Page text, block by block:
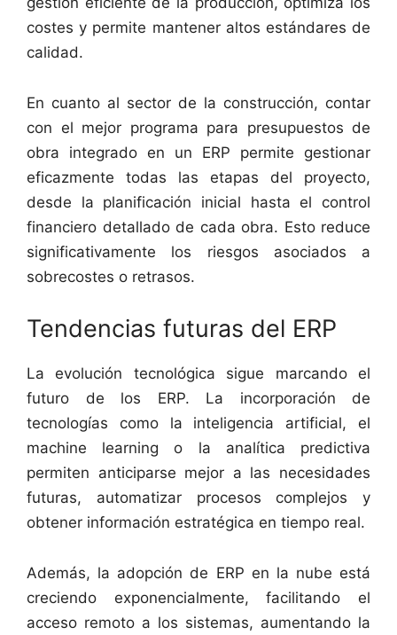
costes y permite mantener altos estándares de
calidad.
En cuanto al sector de la construcción, contar
con el mejor programa para presupuestos de
obra integrado en un ERP permite gestionar
eficazmente todas las etapas del proyecto,
desde la planificación inicial hasta el control
financiero detallado de cada obra. Esto reduce
significativamente los riesgos asociados a
sobrecostes o retrasos.
Tendencias futuras del ERP
La evolución tecnológica sigue marcando el
futuro de los ERP. La incorporación de
tecnologías como la inteligencia artificial, el
machine learning o la analítica predictiva
permiten anticiparse mejor a las necesidades
futuras, automatizar procesos complejos y
obtener información estratégica en tiempo real.
Además, la adopción de ERP en la nube está
creciendo exponencialmente, facilitando el
acceso remoto a los sistemas, aumentando la